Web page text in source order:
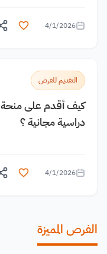
4/1/2026
التقديم للفرص
كيف أقدم على منحة
دراسية مجانية ؟
4/1/2026
الفرص المميزة